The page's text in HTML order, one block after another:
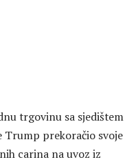
trgovinu sa sjedištem
Trump prekoračio svoje
carina na uvoz iz